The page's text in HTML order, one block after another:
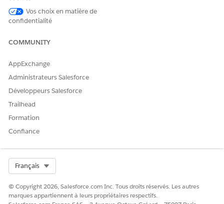
Vos choix en matière de
confidentialité
COMMUNITY
AppExchange
Administrateurs Salesforce
Développeurs Salesforce
Trailhead
Formation
Confiance
Français
© Copyright 2026, Salesforce.com Inc. Tous droits réservés. Les autres
marques appartiennent à leurs propriétaires respectifs.